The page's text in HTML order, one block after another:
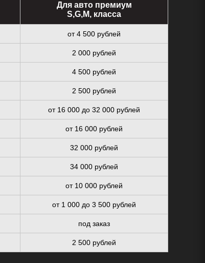
Для авто премиум
S,G,M, класса
от 4 500 рублей
2 000 рублей
4 500 рублей
2 500 рублей
от 16 000 до 32 000 рублей
от 16 000 рублей
32 000 рублей
34 000 рублей
от 10 000 рублей
от 1 000 до 3 500 рублей
под заказ
2 500 рублей